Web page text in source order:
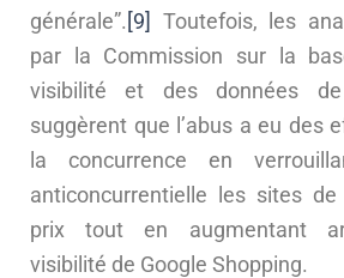
générale”. [9]
Toutefois, les
par la Commission sur la
visibilité et des données de
suggèrent que l’abus a eu des
la concurrence en
anticoncurrentielle les sites
prix tout en augmentant
visibilité de Google Shopping.